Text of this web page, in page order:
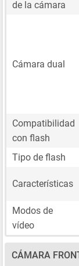
de la cámara
Cámara dual
Compatibilidad
con flash
Tipo de flash
Características
Modos de
vídeo
CÁMARA